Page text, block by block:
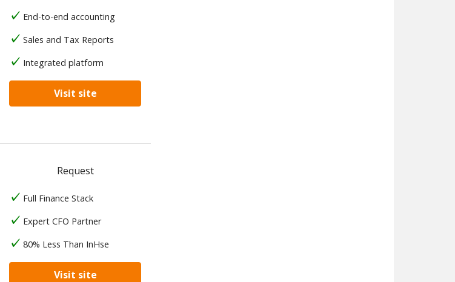
End-to-end accounting
Sales and Tax Reports
Integrated platform
Visit site
Request
Full Finance Stack
Expert CFO Partner
80% Less Than InHse
Visit site